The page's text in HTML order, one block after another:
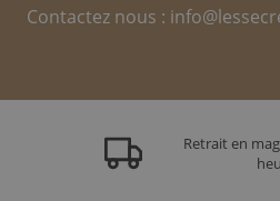
Contactez nous :
Retrait en